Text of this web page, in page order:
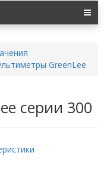
GreenLee
серии 300